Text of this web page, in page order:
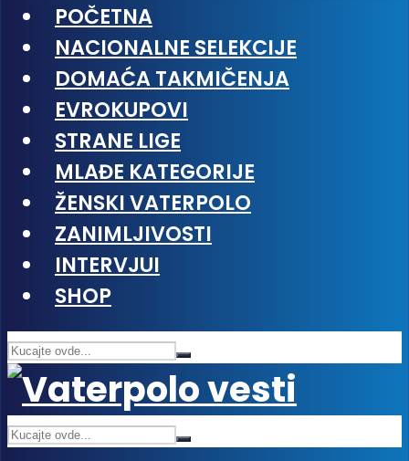
POČETNA
NACIONALNE SELEKCIJE
DOMAĆA TAKMIČENJA
EVROKUPOVI
STRANE LIGE
MLAĐE KATEGORIJE
ŽENSKI VATERPOLO
ZANIMLJIVOSTI
INTERVJUI
SHOP